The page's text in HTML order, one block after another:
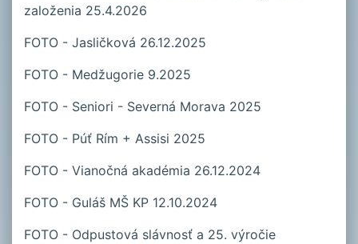
založenia 25.4.2026
FOTO - Jasličková 26.12.2025
FOTO - Medžugorie 9.2025
FOTO - Seniori - Severná Morava 2025
FOTO - Púť Rím + Assisi 2025
FOTO - Vianočná akadémia 26.12.2024
FOTO - Guláš MŠ KP 12.10.2024
FOTO - Odpustová slávnosť a 25. výročie